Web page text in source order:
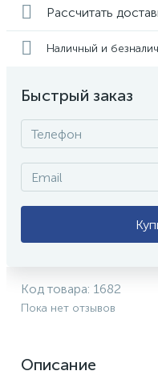
Рассчитать
Наличный и
Быстрый заказ
Код товара: 1682
Пока нет отзывов
Описание